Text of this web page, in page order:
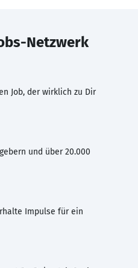
Netzwerk
Job, der wirklich zu Dir
und über 20.000
Impulse für ein